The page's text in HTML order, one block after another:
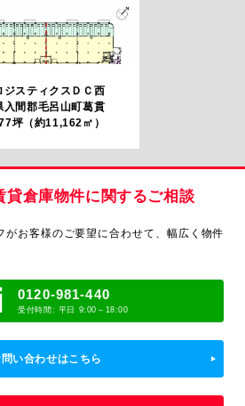
ジスティクスＤＣ西
入間郡毛呂山町葛貫
坪（約11,162㎡）
貸倉庫物件に関するご相談
お客様のご要望に合わせて、 幅広く物件
0120-981-440
受付時間: 平日 9:00～18:00
問い合わせはこちら